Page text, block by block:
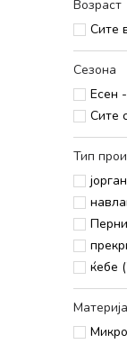
Возраст
Сите
Сезона
Есен
Сите
Тип
ќебе